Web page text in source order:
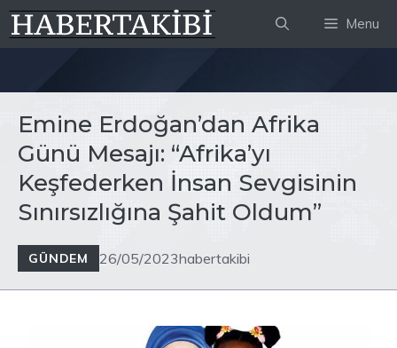
İçeriğe
atla
Menu
Emine Erdoğan’dan Afrika
Günü Mesajı: “Afrika’yı
Keşfederken İnsan Sevgisinin
Sınırsızlığına Şahit Oldum”
GÜNDEM 26/05/2023habertakibi